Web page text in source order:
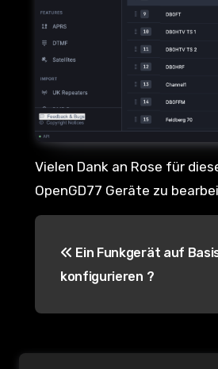
Vielen Dank an Rose für
OpenGD77 Geräte zu
r
Ein Funkgerät auf
konfigurieren ?